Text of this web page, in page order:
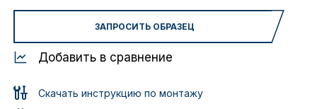
ЗАПРОСИТЬ ОБРАЗЕЦ
Добавить в сравнение
Скачать инструкцию по монтажу